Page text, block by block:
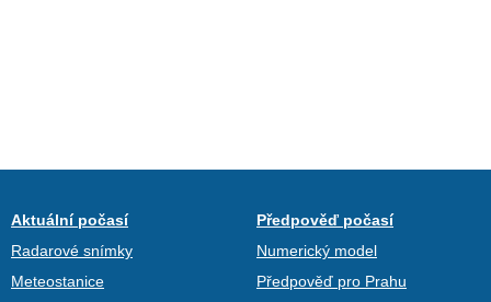
Aktuální počasí
Radarové snímky
Meteostanice
Předpověď počasí
Numerický model
Předpověď pro Prahu